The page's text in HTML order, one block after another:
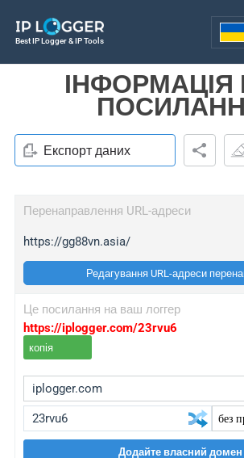
Best IP Logger & IP Tools
ІНФОРМАЦІЯ
Експорт даних
Перенаправлення URL-адреси
https://gg88vn.asia/
Редагування URL-адреси
Це посилання на ваш логгер
https://iplogger.com/23rvu6
копія
Додайте власний домен